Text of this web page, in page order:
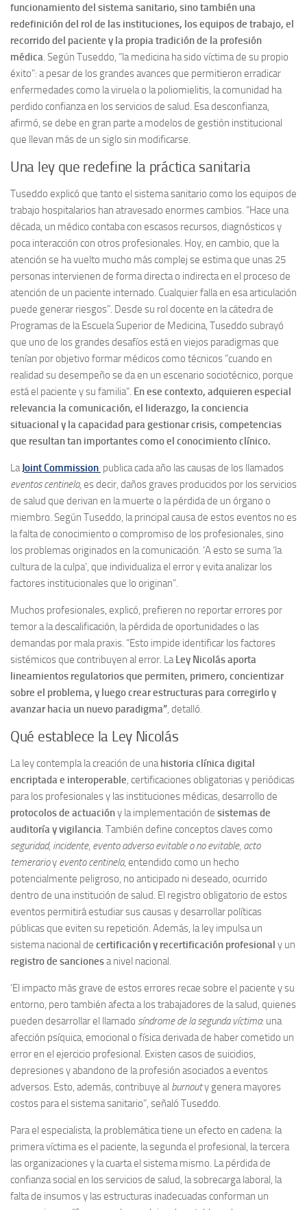
funcionamiento del sistema sanitario, sino también una
redefinición del rol de las instituciones, los equipos de trabajo, el
recorrido del paciente y la propia tradición de la profesión
médica . Según Tuseddo, “la medicina ha sido víctima de su propio
éxito”: a pesar de los grandes avances que permitieron erradicar
enfermedades como la viruela o la poliomielitis, la comunidad ha
perdido confianza en los servicios de salud. Esa desconfianza,
afirmó, se debe en gran parte a modelos de gestión institucional
que llevan más de un siglo sin modificarse.
Una ley que redefine la práctica sanitaria
Tuseddo explicó que tanto el sistema sanitario como los equipos de
trabajo hospitalarios han atravesado enormes cambios. ”Hace una
década, un médico contaba con escasos recursos, diagnósticos y
poca interacción con otros profesionales. Hoy, en cambio, que la
atención se ha vuelto mucho más complej se estima que unas 25
personas intervienen de forma directa o indirecta en el proceso de
atención de un paciente internado. Cualquier falla en esa articulación
puede generar riesgos”. Desde su rol docente en la cátedra de
Programas de la Escuela Superior de Medicina, Tuseddo subrayó
que uno de los grandes desafíos está en viejos paradigmas que
tenían por objetivo formar médicos como técnicos ”cuando en
realidad su desempeño se da en un escenario sociotécnico, porque
está el paciente y su familia”. En ese contexto, adquieren especial
relevancia la comunicación, el liderazgo, la conciencia
situacional y la capacidad para gestionar crisis, competencias
que resultan tan importantes como el conocimiento clínico.
La Joint Commission publica cada año las causas de los llamados
eventos centinela, es decir, daños graves producidos por los servicios
de salud que derivan en la muerte o la pérdida de un órgano o
miembro. Según Tuseddo, la principal causa de estos eventos no es
la falta de conocimiento o compromiso de los profesionales, sino
los problemas originados en la comunicación. ‘A esto se suma ‘la
cultura de la culpa’, que individualiza el error y evita analizar los
factores institucionales que lo originan”.
Muchos profesionales, explicó, prefieren no reportar errores por
temor a la descalificación, la pérdida de oportunidades o las
demandas por mala praxis. “Esto impide identificar los factores
sistémicos que contribuyen al error. La Ley Nicolás aporta
lineamientos regulatorios que permiten, primero, concientizar
sobre el problema, y luego crear estructuras para corregirlo y
avanzar hacia un nuevo paradigma” , detalló.
Qué establece la Ley Nicolás
La ley contempla la creación de una historia clínica digital
encriptada e interoperable , certificaciones obligatorias y periódicas
para los profesionales y las instituciones médicas, desarrollo de
protocolos de actuacióny la implementación de sistemas de
auditoría y vigilancia . También define conceptos claves como
seguridad, incidente, evento adverso evitable o no evitable, acto
temerarioy evento centinela, entendido como un hecho
potencialmente peligroso, no anticipado ni deseado, ocurrido
dentro de una institución de salud. El registro obligatorio de estos
eventos permitirá estudiar sus causas y desarrollar políticas
públicas que eviten su repetición. Además, la ley impulsa un
sistema nacional de certificación y recertificación profesional y un
registro de sancionesa nivel nacional.
‘El impacto más grave de estos errores recae sobre el paciente y su
entorno, pero también afecta a los trabajadores de la salud, quienes
pueden desarrollar el llamado síndrome de la segunda víctima: una
afección psíquica, emocional o física derivada de haber cometido un
error en el ejercicio profesional. Existen casos de suicidios,
depresiones y abandono de la profesión asociados a eventos
adversos. Esto, además, contribuye al burnouty genera mayores
costos para el sistema sanitario”, señaló Tuseddo.
Para el especialista, la problemática tiene un efecto en cadena: la
primera víctima es el paciente, la segunda el profesional, la tercera
las organizaciones y la cuarta el sistema mismo. La pérdida de
confianza social en los servicios de salud, la sobrecarga laboral, la
falta de insumos y las estructuras inadecuadas conforman un